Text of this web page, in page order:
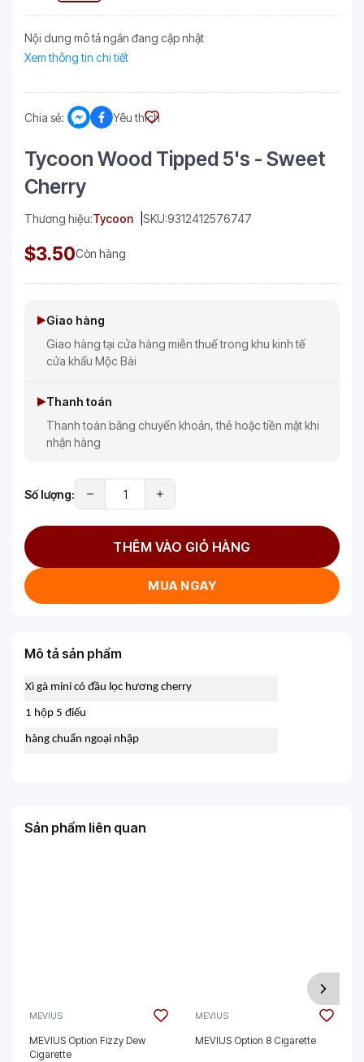
Nội dung mô tả ngắn đang cập nhật
Xem thông tin chi tiết
Chia sẻ: Yêu thích
Tycoon Wood Tipped 5's - Sweet
Cherry
Thương hiệu:Tycoon SKU:9312412576747
$3.50Còn hàng
Giao hàng
Giao hàng tại cửa hàng miễn thuế trong khu kinh tế
cửa khẩu Mộc Bài
Thanh toán
Thanh toán bằng chuyển khoản, thẻ hoặc tiền mặt khi
nhận hàng
Số lượng:
THÊM VÀO GIỎ HÀNG
MUA NGAY
Mô tả sản phẩm
Xì gà mini có đầu lọc hương cherry
1 hộp 5 điếu
hàng chuẩn ngoại nhập
Sản phẩm liên quan
MEVIUS
MEVIUS Option Fizzy Dew
Cigarette
MEVIUS
MEVIUS Option 8 Cigarette